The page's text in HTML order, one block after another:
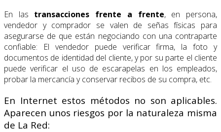
En las transacciones frente a frente, en persona,
vendedor y comprador se valen de señas físicas para
asegurarse de que están negociando con una contraparte
confiable: El vendedor puede verificar firma, la foto y
documentos de identidad del cliente, y por su parte el cliente
puede verificar el uso de escarapelas en los empleados,
probar la mercancía y conservar recibos de su compra, etc.
En Internet estos métodos no son aplicables.
Aparecen unos riesgos por la naturaleza misma
de La Red: